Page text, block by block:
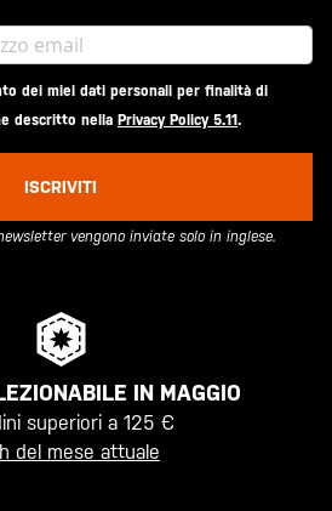
dei miei dati personali per finalità di
descritto nella Privacy Policy 5.11.
ISCRIVITI
vengono inviate solo in inglese.
IN MAGGIO
superiori a 125 €
del mese attuale